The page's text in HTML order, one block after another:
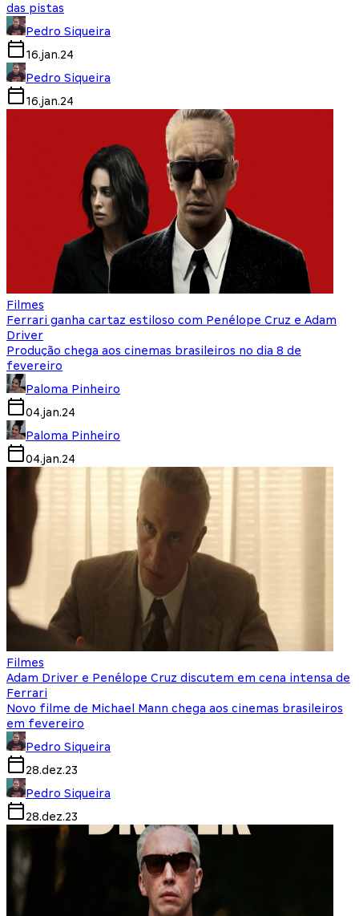
das pistas
Pedro Siqueira
16.jan.24
Pedro Siqueira
16.jan.24
Filmes
Ferrari ganha cartaz estiloso com Penélope Cruz e Adam
Driver
Produção chega aos cinemas brasileiros no dia 8 de
fevereiro
Paloma Pinheiro
04.jan.24
Paloma Pinheiro
04.jan.24
Filmes
Adam Driver e Penélope Cruz discutem em cena intensa de
Ferrari
Novo filme de Michael Mann chega aos cinemas brasileiros
em fevereiro
Pedro Siqueira
28.dez.23
Pedro Siqueira
28.dez.23